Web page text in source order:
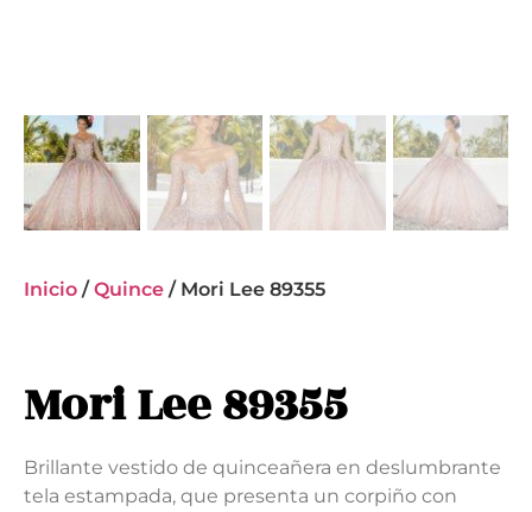
Inicio /Quince / Mori Lee 89355
Mori Lee 89355
Brillante vestido de quinceañera en deslumbrante
tela estampada, que presenta un corpiño con